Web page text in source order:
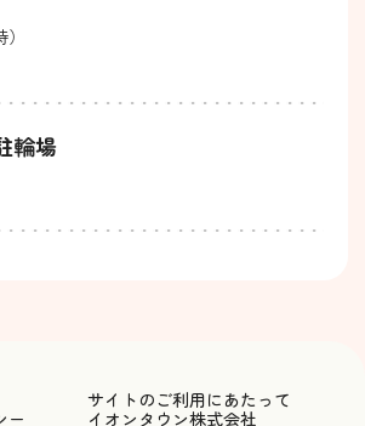
輪場
サイトのご利用にあたって
ー
イオンタウン株式会社